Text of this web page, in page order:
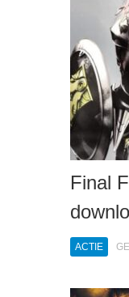
Final
ACTIE